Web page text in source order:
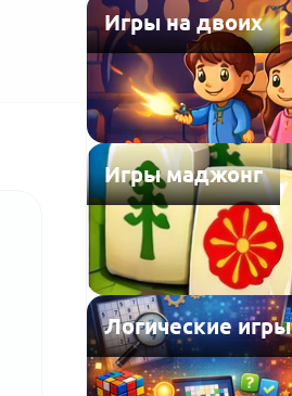
Игры на двоих
Игры маджонг
Логические игры